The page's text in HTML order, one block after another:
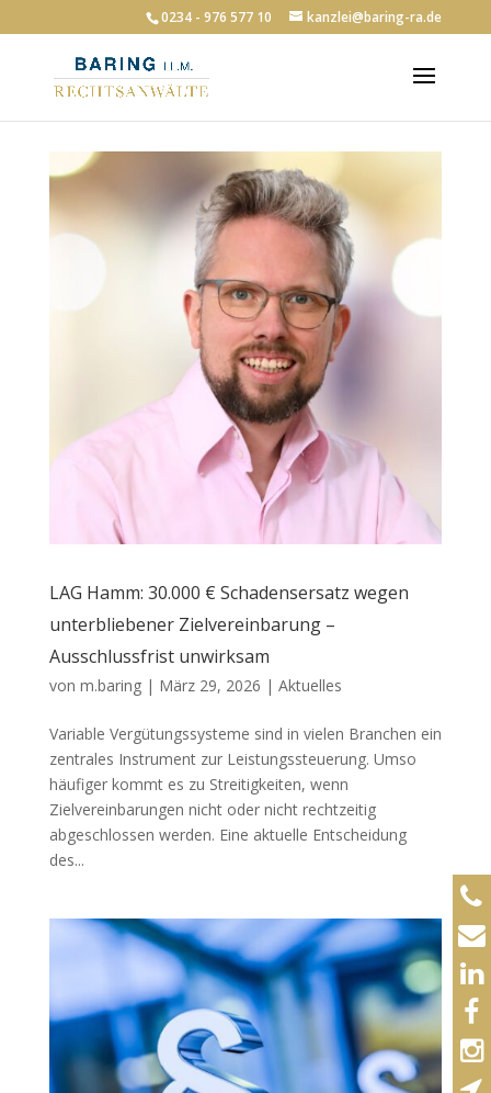
0234 - 976 577 10 kanzlei@baring-ra.de
LAG Hamm: 30.000 € Schadensersatz wegen
unterbliebener Zielvereinbarung –
Ausschlussfrist unwirksam
von m.baring| März 29, 2026 | Aktuelles
Variable Vergütungssysteme sind in vielen Branchen ein
zentrales Instrument zur Leistungssteuerung. Umso
häufiger kommt es zu Streitigkeiten, wenn
Zielvereinbarungen nicht oder nicht rechtzeitig
abgeschlossen werden. Eine aktuelle Entscheidung
des...